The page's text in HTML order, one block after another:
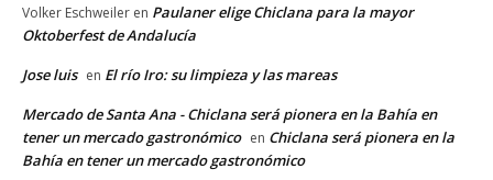
Volker Eschweiler en Paulaner elige Chiclana para la mayor
Oktoberfest de Andalucía
Jose luis en El río Iro: su limpieza y las mareas
Mercado de Santa Ana - Chiclana será pionera en la Bahía en
tener un mercado gastronómico en Chiclana será pionera en la
Bahía en tener un mercado gastronómico